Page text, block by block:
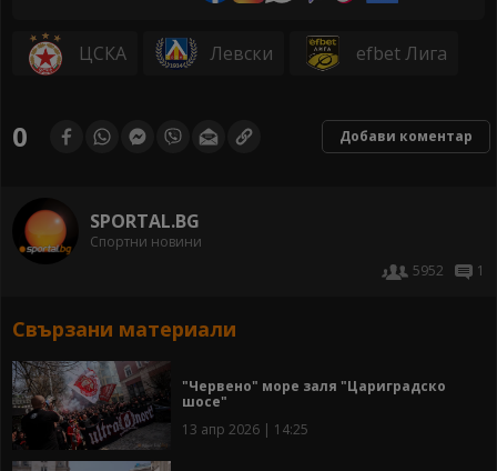
ЦСКА Левски efbet Лига
0 Добави коментар
SPORTAL.BG
Спортни новини
5952
1
Свързани материали
"Червено" море заля "Цариградско
шосе"
13 апр 2026 | 14:25